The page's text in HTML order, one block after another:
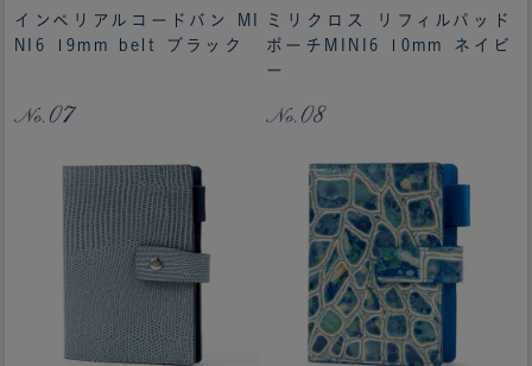
インペリアルコードバン MI
NI6 19mm belt ブラック
ミリクロス リフィルパッド
ポーチMINI6 10mm ネイビ
ー